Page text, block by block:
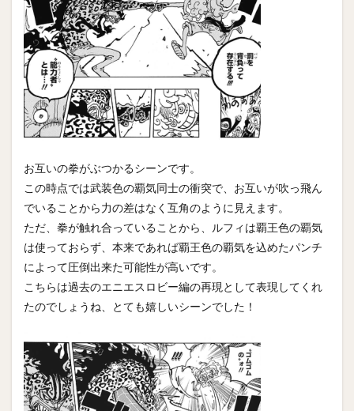
お互いの拳がぶつかるシーンです。
この時点では武装色の覇気同士の衝突で、お互いが吹っ飛ん
でいることから力の差はなく互角のように見えます。
ただ、拳が触れ合っていることから、ルフィは覇王色の覇気
は使っておらず、本来であれば覇王色の覇気を込めたパンチ
によって圧倒出来た可能性が高いです。
こちらは過去のエニエスロビー編の再現として表現してくれ
たのでしょうね、とても嬉しいシーンでした！